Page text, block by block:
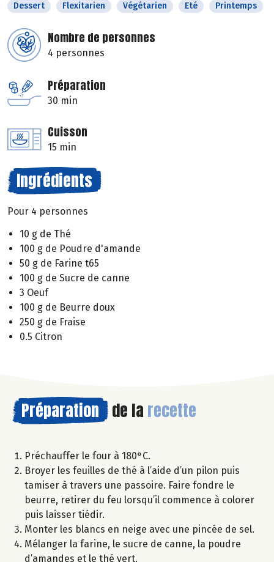
Dessert Flexitarien Végétarien Eté Printemps
Nombre de personnes
4 personnes
Préparation
30 min
Cuisson
15 min
Ingrédients
Pour 4 personnes
10 g de Thé
100 g de Poudre d'amande
50 g de Farine t65
100 g de Sucre de canne
3 Oeuf
100 g de Beurre doux
250 g de Fraise
0.5 Citron
Préparation de la recette
Préchauffer le four à 180°C.
Broyer les feuilles de thé à l’aide d’un pilon puis
tamiser à travers une passoire. Faire fondre le
beurre, retirer du feu lorsqu’il commence à colorer
puis laisser tiédir.
Monter les blancs en neige avec une pincée de sel.
Mélanger la farine, le sucre de canne, la poudre
d’amandes et le thé vert.